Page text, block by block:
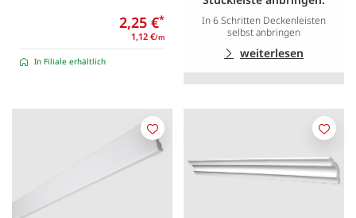
2,25 €*
1,12 €/m
In Filiale erhältlich
In 6 Schritten Deckenleisten
selbst anbringen
weiterlesen
Merken